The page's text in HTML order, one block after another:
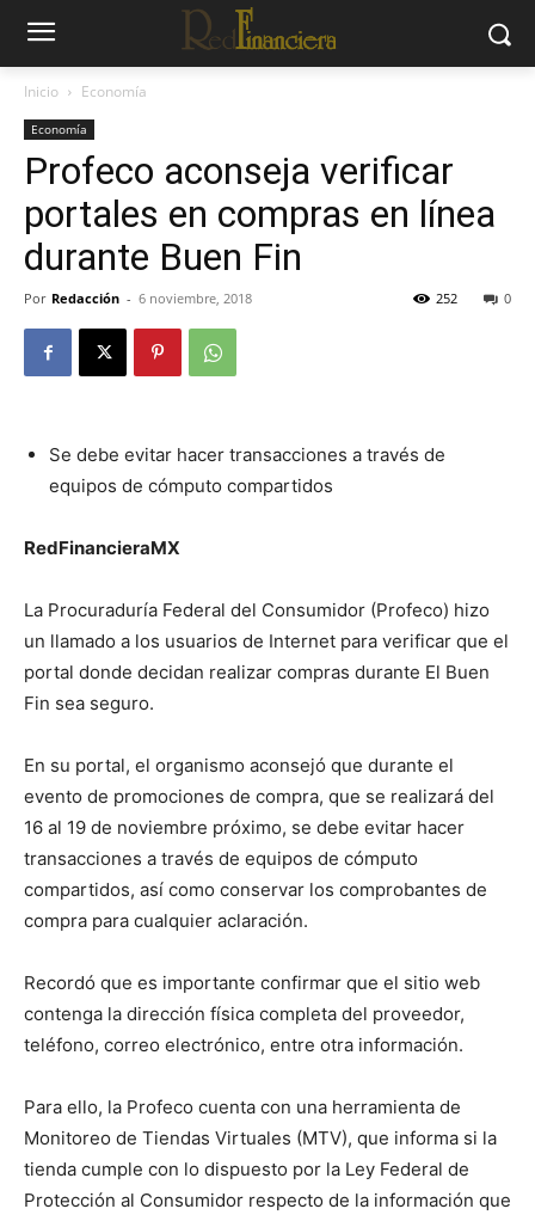
Inicio Economía
Economía
Profeco aconseja verificar
portales en compras en línea
durante Buen Fin
Por Redacción - 6 noviembre, 2018 0
252
Se debe evitar hacer transacciones a través de
equipos de cómputo compartidos
RedFinancieraMX
La Procuraduría Federal del Consumidor (Profeco) hizo
un llamado a los usuarios de Internet para verificar que el
portal donde decidan realizar compras durante El Buen
Fin sea seguro.
En su portal, el organismo aconsejó que durante el
evento de promociones de compra, que se realizará del
16 al 19 de noviembre próximo, se debe evitar hacer
transacciones a través de equipos de cómputo
compartidos, así como conservar los comprobantes de
compra para cualquier aclaración.
Recordó que es importante confirmar que el sitio web
contenga la dirección física completa del proveedor,
teléfono, correo electrónico, entre otra información.
Para ello, la Profeco cuenta con una herramienta de
Monitoreo de Tiendas Virtuales (MTV), que informa si la
tienda cumple con lo dispuesto por la Ley Federal de
Protección al Consumidor respecto de la información que